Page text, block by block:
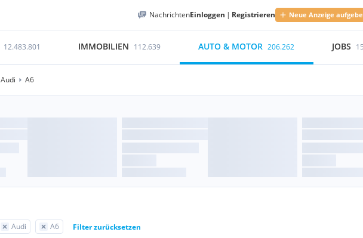
NachrichtenEinloggen | Registrieren Neue Anzeige
12.483.801 IMMOBILIEN 112.639 AUTO & MOTOR 206.262 JOBS
Audi A6
Audi A6 Filter zurücksetzen